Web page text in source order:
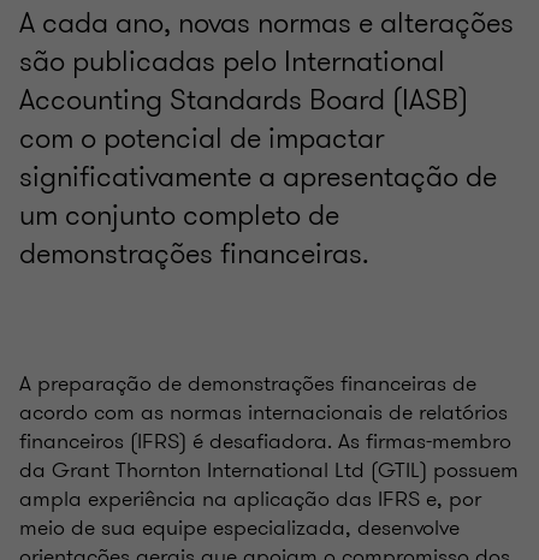
A cada ano, novas normas e alterações
são publicadas pelo International
Accounting Standards Board (IASB)
com o potencial de impactar
significativamente a apresentação de
um conjunto completo de
demonstrações financeiras.
A preparação de demonstrações financeiras de
acordo com as normas internacionais de relatórios
financeiros (IFRS) é desafiadora. As firmas-membro
da Grant Thornton International Ltd (GTIL) possuem
ampla experiência na aplicação das IFRS e, por
meio de sua equipe especializada, desenvolve